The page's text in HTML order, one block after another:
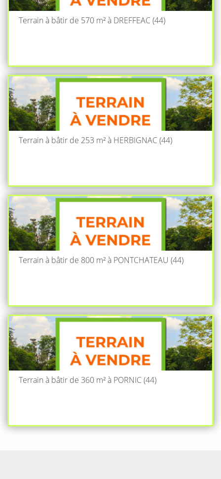
Terrain à bâtir de 570 m² à DREFFEAC (44)
Terrain à bâtir de 253 m² à HERBIGNAC (44)
Terrain à bâtir de 800 m² à PONTCHATEAU (44)
Terrain à bâtir de 360 m² à PORNIC (44)